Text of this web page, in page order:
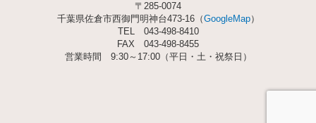
〒285-0074
千葉県佐倉市西御門明神台473-16（GoogleMap）
TEL 043-498-8410
FAX 043-498-8455
営業時間 9:30～17:00（平日・土・祝祭日）